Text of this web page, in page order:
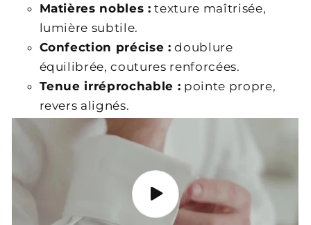
Matières nobles : texture maîtrisée,
lumière subtile.
Confection précise : doublure
équilibrée, coutures renforcées.
Tenue irréprochable : pointe propre,
revers alignés.